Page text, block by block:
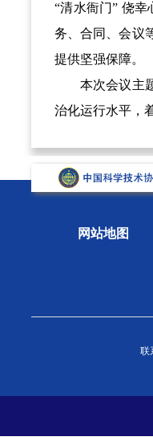
“清水衙门” 侥
务、合同、会议
提供坚强保障。
本次会议主题
治化运行水平，
网站地图
组织机构
组
专题
联